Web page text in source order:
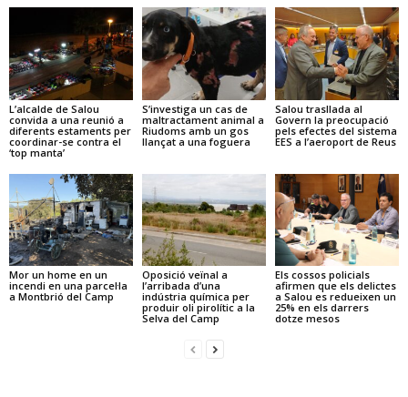
L’alcalde de Salou
convida a una reunió a
diferents estaments per
coordinar-se contra el
‘top manta’
S’investiga un cas de
maltractament animal a
Riudoms amb un gos
llançat a una foguera
Salou trasllada al
Govern la preocupació
pels efectes del sistema
EES a l’aeroport de Reus
Mor un home en un
incendi en una parcel·la
a Montbrió del Camp
Oposició veïnal a
l’arribada d’una
indústria química per
produir oli pirolític a la
Selva del Camp
Els cossos policials
afirmen que els delictes
a Salou es redueixen un
25% en els darrers
dotze mesos